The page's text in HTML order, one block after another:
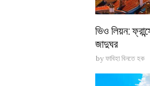
ভিও লিয়ন:
জাদুঘর
by ফাবিহা বিনতে হক